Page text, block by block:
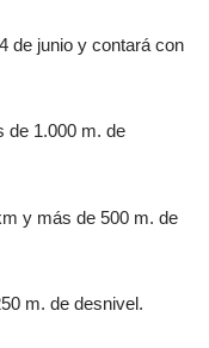
de junio y contará con
1.000 m. de
y más de 500 m. de
m. de desnivel.